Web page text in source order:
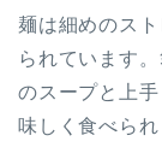
麺は細めのス
られています
のスープと上
味しく食べられ